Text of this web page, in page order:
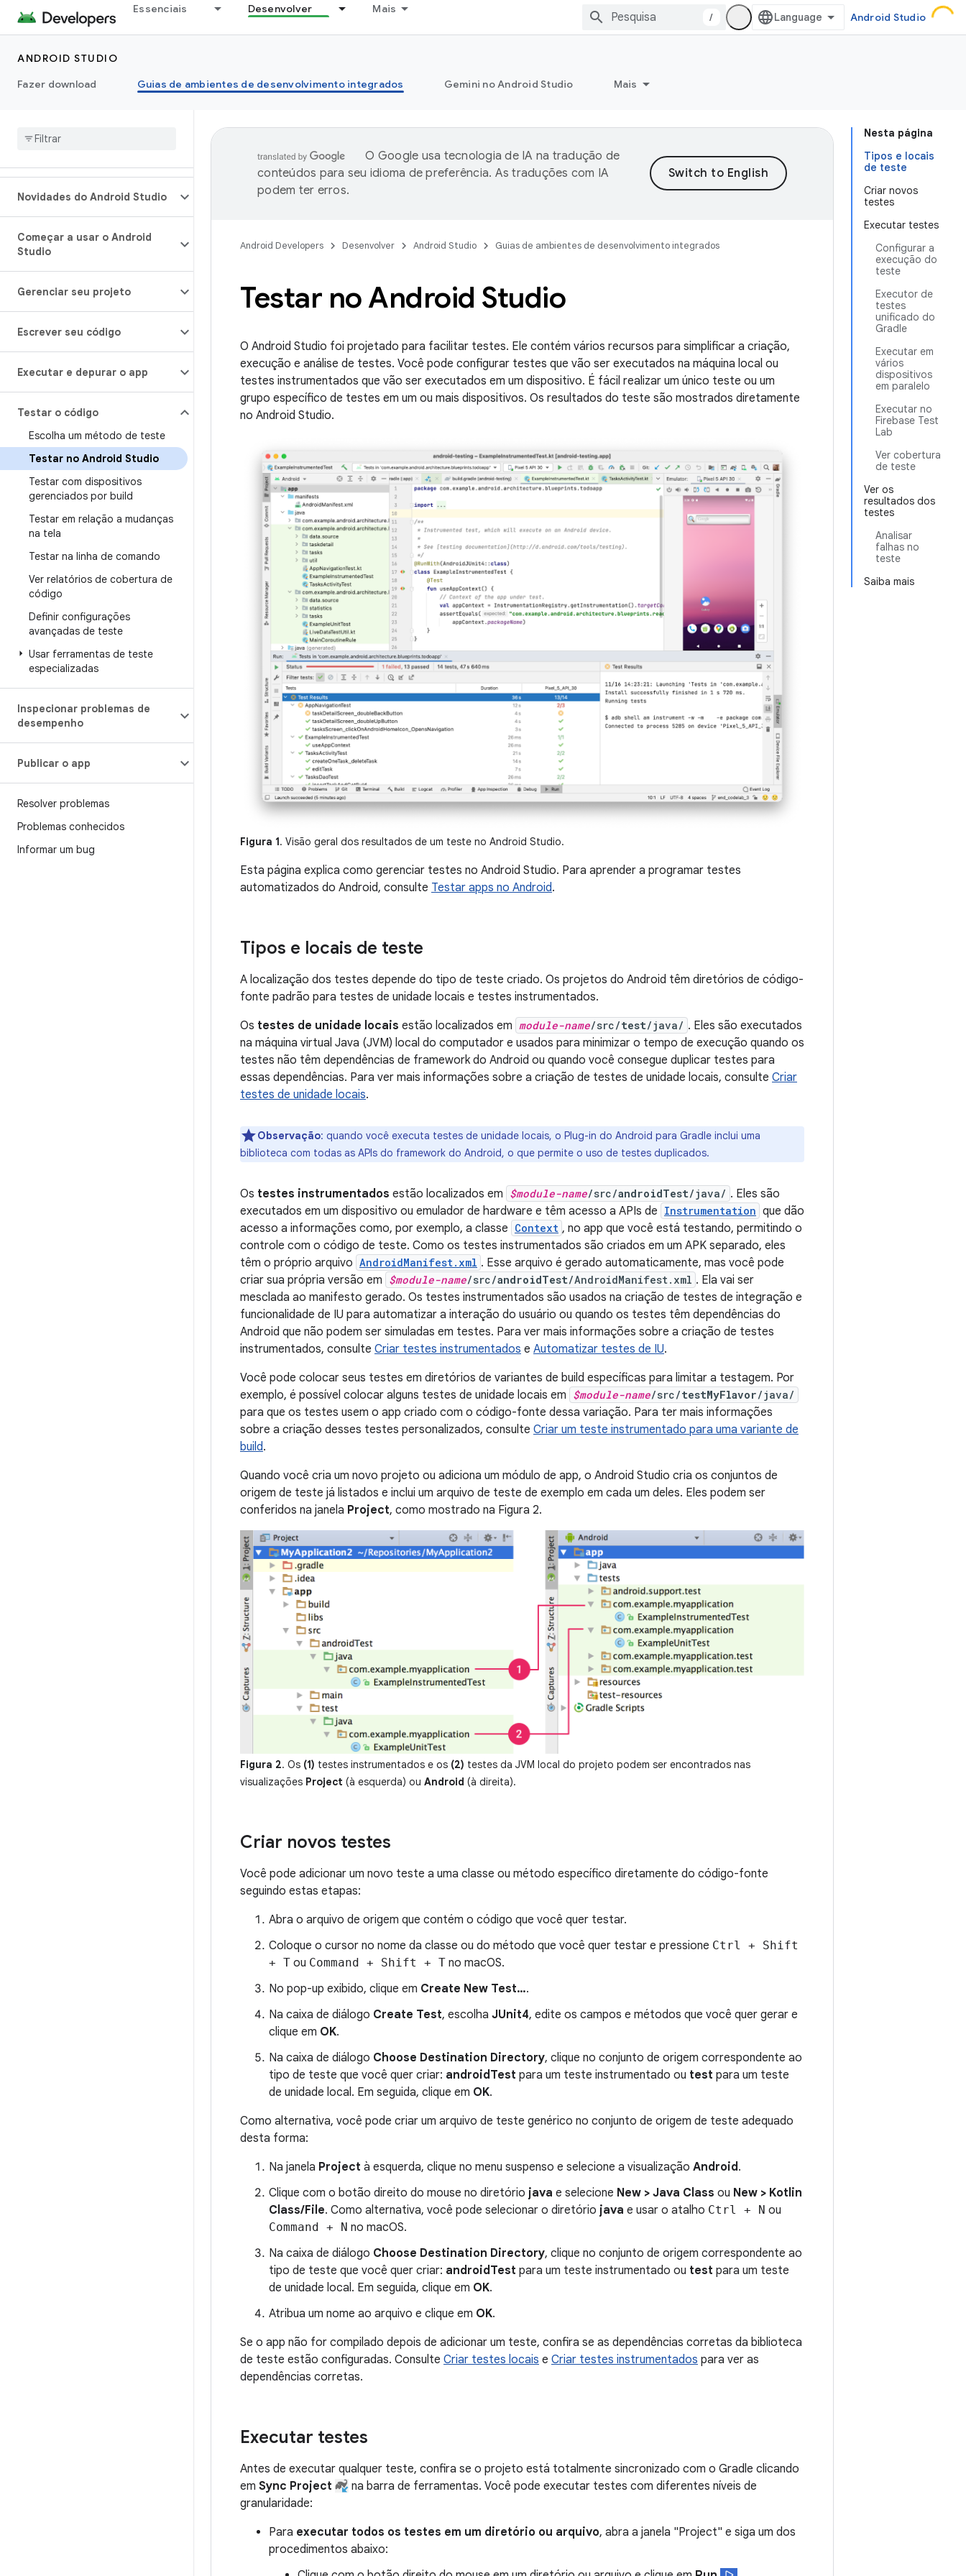
Essenciais Desenvolver Mais
/ Android Studio
ANDROID STUDIO
Fazer download
Guias de ambientes de desenvolvimento integrados Gemini no Android Studio Mais
Novidades do Android Studio
Começar a usar o Android
Studio
Gerenciar seu projeto
Escrever seu código
Executar e depurar o app
Testar o código
Escolha um método de teste
Testar no Android Studio
Testar com dispositivos
gerenciados por build
Testar em relação a mudanças
na tela
Testar na linha de comando
Ver relatórios de cobertura de
código
Definir configurações
avançadas de teste
Usar ferramentas de teste
especializadas
Inspecionar problemas de
desempenho
Publicar o app
Resolver problemas
Problemas conhecidos
Informar um bug
Nesta página
Tipos e locais
de teste
Criar novos
testes
Executar testes
Configurar a
execução do
teste
Executor de
testes
unificado do
Gradle
Executar em
vários
dispositivos
em paralelo
Executar no
Firebase Test
Lab
Ver cobertura
de teste
Ver os
resultados dos
testes
Analisar
falhas no
teste
Saiba mais
O Google usa tecnologia de IA na tradução de
conteúdos para seu idioma de preferência. As traduções com IA
podem ter erros.
Android Developers Desenvolver Android Studio Guias de ambientes de desenvolvimento integrados
Testar no Android Studio
O Android Studio foi projetado para facilitar testes. Ele contém vários recursos para simplificar a criação,
execução e análise de testes. Você pode configurar testes que vão ser executados na máquina local ou
testes instrumentados que vão ser executados em um dispositivo. É fácil realizar um único teste ou um
grupo específico de testes em um ou mais dispositivos. Os resultados do teste são mostrados diretamente
no Android Studio.
Figura 1 . Visão geral dos resultados de um teste no Android Studio.
Esta página explica como gerenciar testes no Android Studio. Para aprender a programar testes
automatizados do Android, consulte Testar apps no Android.
Tipos e locais de teste
A localização dos testes depende do tipo de teste criado. Os projetos do Android têm diretórios de código-
fonte padrão para testes de unidade locais e testes instrumentados.
Os testes de unidade locais estão localizados em module-name/src/test/java/ . Eles são executados
na máquina virtual Java (JVM) local do computador e usados para minimizar o tempo de execução quando os
testes não têm dependências de framework do Android ou quando você consegue duplicar testes para
essas dependências. Para ver mais informações sobre a criação de testes de unidade locais, consulte Criar
testes de unidade locais.
Observação: quando você executa testes de unidade locais, o Plug-in do Android para Gradle inclui uma
biblioteca com todas as APIs do framework do Android, o que permite o uso de testes duplicados.
Os testes instrumentados estão localizados em $module-name/src/androidTest/java/ . Eles são
executados em um dispositivo ou emulador de hardware e têm acesso a APIs de Instrumentation que dão
acesso a informações como, por exemplo, a classe Context , no app que você está testando, permitindo o
controle com o código de teste. Como os testes instrumentados são criados em um APK separado, eles
têm o próprio arquivo AndroidManifest.xml . Esse arquivo é gerado automaticamente, mas você pode
criar sua própria versão em $module-name/src/androidTest/AndroidManifest.xml . Ela vai ser
mesclada ao manifesto gerado. Os testes instrumentados são usados na criação de testes de integração e
funcionalidade de IU para automatizar a interação do usuário ou quando os testes têm dependências do
Android que não podem ser simuladas em testes. Para ver mais informações sobre a criação de testes
instrumentados, consulte Criar testes instrumentados e Automatizar testes de IU.
Você pode colocar seus testes em diretórios de variantes de build específicas para limitar a testagem. Por
exemplo, é possível colocar alguns testes de unidade locais em $module-name/src/testMyFlavor/java/
para que os testes usem o app criado com o código-fonte dessa variação. Para ter mais informações
sobre a criação desses testes personalizados, consulte Criar um teste instrumentado para uma variante de
build.
Quando você cria um novo projeto ou adiciona um módulo de app, o Android Studio cria os conjuntos de
origem de teste já listados e inclui um arquivo de teste de exemplo em cada um deles. Eles podem ser
conferidos na janela Project, como mostrado na Figura 2.
Figura 2. Os (1) testes instrumentados e os (2) testes da JVM local do projeto podem ser encontrados nas
visualizações Project (à esquerda) ou Android (à direita).
Criar novos testes
Você pode adicionar um novo teste a uma classe ou método específico diretamente do código-fonte
seguindo estas etapas:
Abra o arquivo de origem que contém o código que você quer testar.
Coloque o cursor no nome da classe ou do método que você quer testar e pressione Ctrl + Shift
+ T ou Command + Shift + T no macOS.
No pop-up exibido, clique em Create New Test….
Na caixa de diálogo Create Test, escolha JUnit4, edite os campos e métodos que você quer gerar e
clique em OK.
Na caixa de diálogo Choose Destination Directory, clique no conjunto de origem correspondente ao
tipo de teste que você quer criar: androidTest para um teste instrumentado ou test para um teste
de unidade local. Em seguida, clique em OK.
Como alternativa, você pode criar um arquivo de teste genérico no conjunto de origem de teste adequado
desta forma:
Na janela Project à esquerda, clique no menu suspenso e selecione a visualização Android .
Clique com o botão direito do mouse no diretório java e selecione New > Java Class ou New > Kotlin
Class/File. Como alternativa, você pode selecionar o diretório java e usar o atalho Ctrl + N ou
Command + N no macOS.
Na caixa de diálogo Choose Destination Directory, clique no conjunto de origem correspondente ao
tipo de teste que você quer criar: androidTest para um teste instrumentado ou test para um teste
de unidade local. Em seguida, clique em OK.
Atribua um nome ao arquivo e clique em OK.
Se o app não for compilado depois de adicionar um teste, confira se as dependências corretas da biblioteca
de teste estão configuradas. Consulte Criar testes locais e Criar testes instrumentados para ver as
dependências corretas.
Executar testes
Antes de executar qualquer teste, confira se o projeto está totalmente sincronizado com o Gradle clicando
em Sync Project
na barra de ferramentas. Você pode executar testes com diferentes níveis de
granularidade:
Para executar todos os testes em um diretório ou arquivo, abra a janela "Project" e siga um dos
procedimentos abaixo: